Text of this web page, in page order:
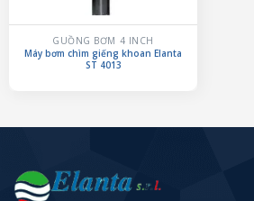
GUỒNG BƠM 4 INCH
Máy bơm chìm giếng khoan Elanta
ST 4013